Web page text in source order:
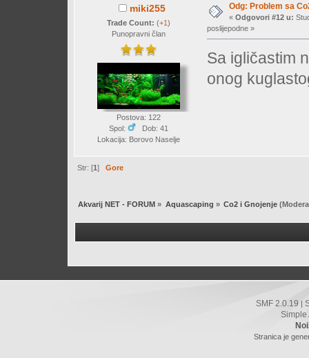
miki255
Trade Count: (+1 )
Punopravni član
Postova: 122
Spol:
Dob: 41
Lokacija: Borovo Naselje
Odg: Problem sa
« Odgovori #12 u:
poslijepodne »
Sa igličastim
onog
Str: [1]Gore
Akvarij NET - FORUM » Aquascaping » Co2 i Gnojenje
SMF 2.0.19
Simple
Stranica je